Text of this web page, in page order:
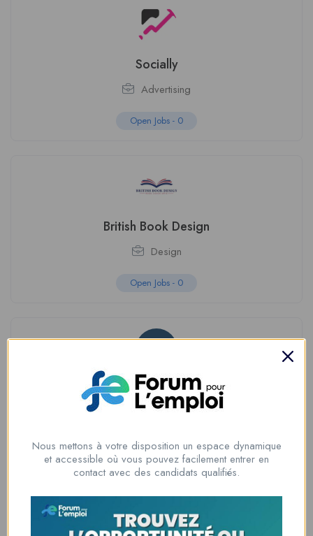
Socially
Advertising
Open Jobs - 0
British Book Design
Design
Open Jobs - 0
Launch Company AE
Commercial
Open Jobs -0
Nous mettons à votre disposition un espace dynamique
et accessible où vous pouvez facilement entrer en
contact avec des candidats qualifiés.